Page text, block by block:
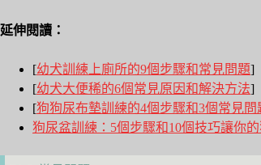
延伸閱讀：
[幼犬訓練上廁所的9個步驟和常見問題]
[幼犬大便稀的6個常見原因和解決方法]
[狗狗尿布墊訓練的4個步驟和3個常見問
狗尿盆訓練：5個步驟和10個技巧讓你